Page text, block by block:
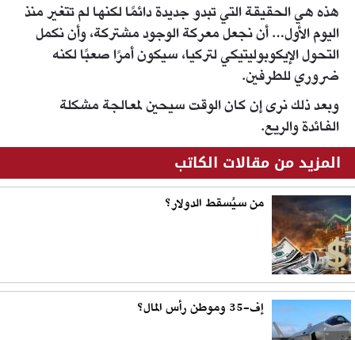
هذه هي الحقيقة التي تبدو جديدة دائمًا لكنها لم تتغير منذ
اليوم الأول… أن نجعل معركة الوجود مشتركة، وأن نكمل
التحول الإيكوبوليتيكي لتركيا، سيكون أمرًا صعبًا لكنه
ضروري للطرفين.
وبعد ذلك نرى إن كان الوقت سيحين لمعالجة مشكلة
الفائدة والريع.
المزيد من مقالات الكاتب
من سيُسقط الدولار؟
إف-35 وموطن رأس المال؟